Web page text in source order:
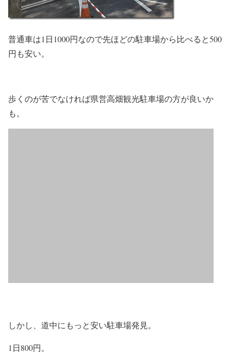
普通車は1日1000円なので先ほどの駐車場から比べると500
円も安い。
歩くのが苦でなければ県営高畑観光駐車場の方が良いか
も。
しかし、道中にもっと安い駐車場発見。
1日800円。